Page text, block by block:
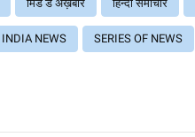
मिड डे अख़बार हिंन्दी समाचार
INDIA NEWS SERIES OF NEWS